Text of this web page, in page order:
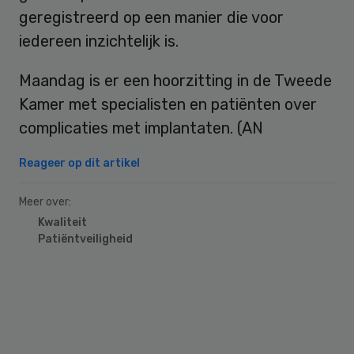
geregistreerd op een manier die voor
iedereen inzichtelijk is.
Maandag is er een hoorzitting in de Tweede
Kamer met specialisten en patiënten over
complicaties met implantaten. (AN
Reageer op dit artikel
Meer over:
Kwaliteit
Patiëntveiligheid